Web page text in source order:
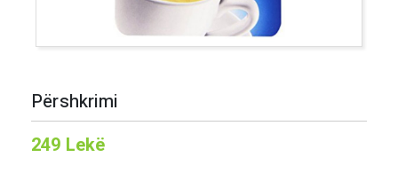
Përshkrimi
249 Lekë